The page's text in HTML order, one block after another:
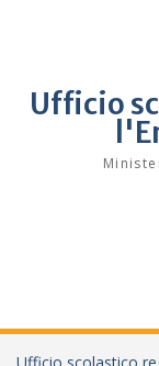
Ufficio